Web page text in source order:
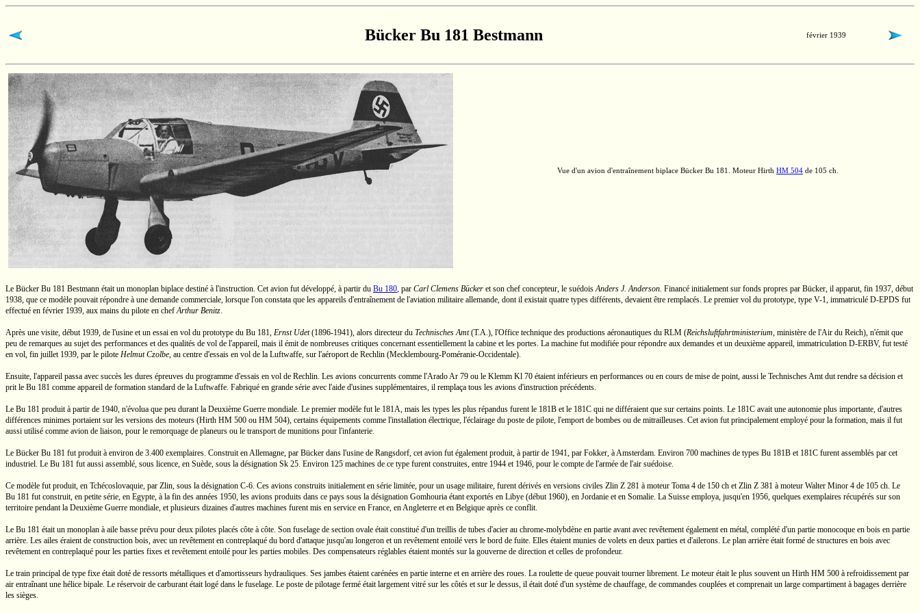
Bücker Bu 181 Bestmann février 1939
Vue d'un avion d'entraînement biplace Bücker Bu 181. Moteur Hirth HM 504 de 105 ch.
Le Bücker Bu 181 Bestmann était un monoplan biplace destiné à l'instruction. Cet avion fut développé, à partir du Bu 180, par Carl Clemens Bücker et son chef concepteur, le suédoisAnders J. Anderson. Financé initialement sur fonds propres par Bücker, il apparut, fin 1937, début
1938, que ce modèle pouvait répondre à une demande commerciale, lorsque l'on constata que les appareils d'entraînement de l'aviation militaire allemande, dont il existait quatre types différents, devaient être remplacés. Le premier vol du prototype, type V-1, immatriculé D-EPDS fut
effectué en février 1939, aux mains du pilote en chefArthur Benitz.
Après une visite, début 1939, de l'usine et un essai en vol du prototype du Bu 181, Ernst Udet (1896-1941), alors directeur du Technisches Amt (T.A.), l'Office technique des productions aéronautiques du RLM (Reichsluftfahrtministerium, ministère de l'Air du Reich), n'émit que
peu de remarques au sujet des performances et des qualités de vol de l'appareil, mais il émit de nombreuses critiques concernant essentiellement la cabine et les portes. La machine fut modifiée pour répondre aux demandes et un deuxième appareil, immatriculation D-ERBV, fut testé
en vol, fin juillet 1939, par le pilote Helmut Czolbe, au centre d'essais en vol de la Luftwaffe, sur l'aéroport de Rechlin (Mecklembourg-Poméranie-Occidentale).
Ensuite, l'appareil passa avec succès les dures épreuves du programme d'essais en vol de Rechlin. Les avions concurrents comme l'AradoAr 79 ou le Klemm Kl 70 étaient inférieurs en performances ou en cours de mise de point, aussi le Technisches Amt dut rendre sa décision et
prit le Bu 181 comme appareil de formation standard de la Luftwaffe. Fabriqué en grande série avec l'aide d'usines supplémentaires, il remplaça tous les avions d'instruction précédents.
Le Bu 181 produit à partir de 1940, n'évolua que peu durant la Deuxième Guerre mondiale. Le premier modèle fut le 181A, mais les types les plus répandus furent le 181B et le 181C qui ne différaient que sur certains points. Le 181C avait une autonomie plus importante, d'autres
différences minimes portaient sur les versions des moteurs (Hirth HM 500 ou HM 504), certains équipements comme l'installation électrique, l'éclairage du poste de pilote, l'emport de bombes ou de mitrailleuses. Cet avion fut principalement employé pour la formation, mais il fut
aussi utilisé comme avion de liaison, pour le remorquage de planeurs ou le transport de munitions pour l'infanterie.
Le Bücker Bu 181 fut produit à environ de 3.400 exemplaires. Construit en Allemagne, par Bücker dans l'usine de Rangsdorf, cet avion fut également produit, à partir de 1941, par Fokker, à Amsterdam. Environ 700 machines de types Bu 181B et 181C furent assemblés par cet
industriel. Le Bu 181 fut aussi assemblé, sous licence, en Suède, sous la désignation Sk 25. Environ 125 machines de ce type furent construites, entre 1944 et 1946, pour le compte de l'armée de l'air suédoise.
Ce modèle fut produit, en Tchécoslovaquie, par Zlin, sous la désignation C-6. Ces avions construits initialement en série limitée, pour un usage militaire, furent dérivés en versions civiles Zlin Z 281 à moteur Toma 4 de 150 ch et Zlin Z 381 à moteur Walter Minor 4 de 105 ch. Le
Bu 181 fut construit, en petite série, en Egypte, à la fin des années 1950, les avions produits dans ce pays sous la désignation Gomhouria étant exportés en Libye (début 1960), en Jordanie et en Somalie. La Suisse employa, jusqu'en 1956, quelques exemplaires récupérés sur son
territoire pendant la Deuxième Guerre mondiale, et plusieurs dizaines d'autres machines furent mis en service en France, en Angleterre et en Belgique après ce conflit.
Le Bu 181 était un monoplan à aile basse prévu pour deux pilotes placés côte à côte. Son fuselage de section ovale était constitué d'un treillis de tubes d'acier au chrome-molybdène en partie avant avec revêtement également en métal, complété d'un partie monocoque en bois en partie
arrière. Les ailes éraient de construction bois, avec un revêtement en contreplaqué du bord d'attaque jusqu'au longeron et un revêtement entoilé vers le bord de fuite. Elles étaient munies de volets en deux parties et d'ailerons. Le plan arrière était formé de structures en bois avec
revêtement en contreplaqué pour les parties fixes et revêtement entoilé pour les parties mobiles. Des compensateurs réglables étaient montés sur la gouverne de direction et celles de profondeur.
Le train principal de type fixe était doté de ressorts métalliques et d'amortisseurs hydrauliques. Ses jambes étaient carénées en partie interne et en arrière des roues. La roulette de queue pouvait tourner librement. Le moteur était le plus souvent un Hirth HM 500 à refroidissement par
air entraînant une hélice bipale. Le réservoir de carburant était logé dans le fuselage. Le poste de pilotage fermé était largement vitré sur les côtés et sur le dessus, il était doté d'un système de chauffage, de commandes couplées et comprenait un large compartiment à bagages derrière
les sièges.